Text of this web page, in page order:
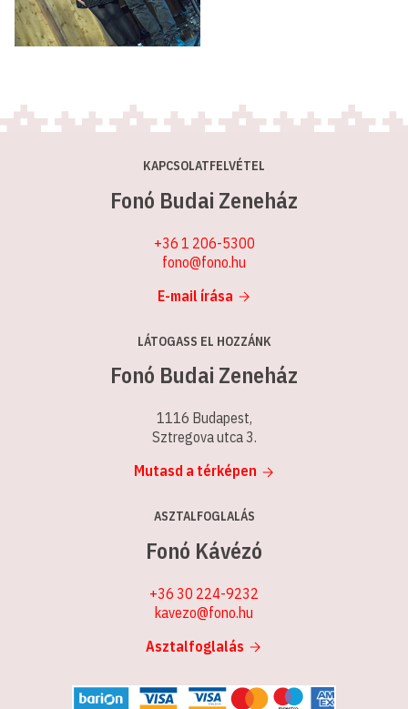
KAPCSOLATFELVÉTEL
Fonó Budai Zeneház
+36 1 206-5300
fono@fono.hu
E-mail írása
LÁTOGASS EL HOZZÁNK
Fonó Budai Zeneház
1116 Budapest,
Sztregova utca 3.
Mutasd a térképen
ASZTALFOGLALÁS
Fonó Kávézó
+36 30 224-9232
kavezo@fono.hu
Asztalfoglalás